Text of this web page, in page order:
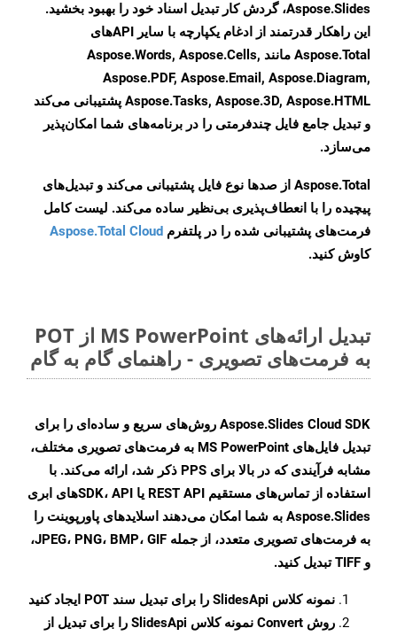
Aspose.Slides، گردش کار تبدیل اسناد خود را بهبود بخشید.
این راهکار قدرتمند از ادغام یکپارچه با سایر APIهای
Aspose.Total مانند Aspose.Words, Aspose.Cells,
Aspose.PDF, Aspose.Email, Aspose.Diagram,
Aspose.Tasks, Aspose.3D, Aspose.HTML پشتیبانی می‌کند
و تبدیل جامع فایل چندفرمتی را در برنامه‌های شما امکان‌پذیر
می‌سازد.
Aspose.Total از صدها نوع فایل پشتیبانی می‌کند و تبدیل‌های
پیچیده را با انعطاف‌پذیری بی‌نظیر ساده می‌کند. لیست کامل
فرمت‌های پشتیبانی شده را در پلتفرم Aspose.Total Cloud
کاوش کنید.
تبدیل ارائه‌های MS PowerPoint از POT
به فرمت‌های تصویری - راهنمای گام به گام
Aspose.Slides Cloud SDK روش‌های سریع و ساده‌ای را برای
تبدیل فایل‌های MS PowerPoint به فرمت‌های تصویری مختلف،
مشابه فرآیندی که در بالا برای PPS ذکر شد، ارائه می‌کند. با
استفاده از تماس‌های مستقیم REST API یا SDK، APIهای ابری
Aspose.Slides به شما امکان می‌دهند اسلایدهای پاورپوینت را
به فرمت‌های تصویری متعدد، از جمله JPEG، PNG، BMP، GIF،
و TIFF تبدیل کنید.
نمونه کلاس SlidesApi را برای تبدیل سند POT ایجاد کنید
روش Convert نمونه کلاس SlidesApi را برای تبدیل از